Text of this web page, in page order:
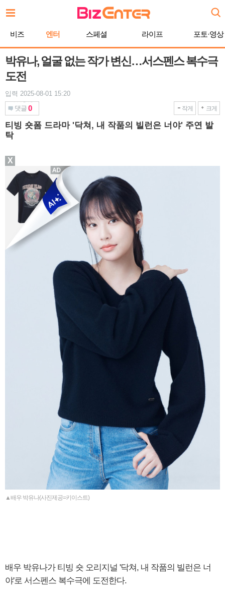
문
기
비즈 엔터 스페셜 라이프 포토·영상
박유나, 얼굴 없는 작가 변신…서스펜스 복수극
도전
입력 2025-08-01 15:20
댓글 0 작게 크게
티빙 숏폼 드라마 '닥쳐, 내 작품의 빌런은 너야' 주연 발
탁
▲배우 박유나(사진제공=키이스트)
배우 박유나가 티빙 숏 오리지널 '닥쳐, 내 작품의 빌런은 너
야'로 서스펜스 복수극에 도전한다.
X